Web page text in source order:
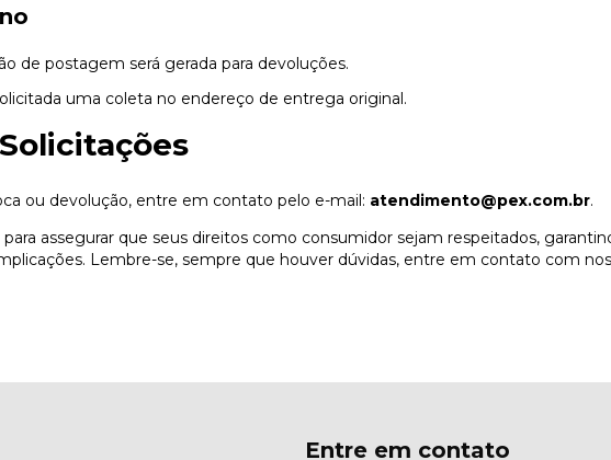
de postagem será gerada para devoluções.
uma coleta no endereço de entrega original.
ou devolução, entre em contato pelo e-mail: atendimento@pex.com.br.
assegurar que seus direitos como consumidor sejam respeitados,
Lembre-se, sempre que houver dúvidas, entre em contato com
Entre em contato